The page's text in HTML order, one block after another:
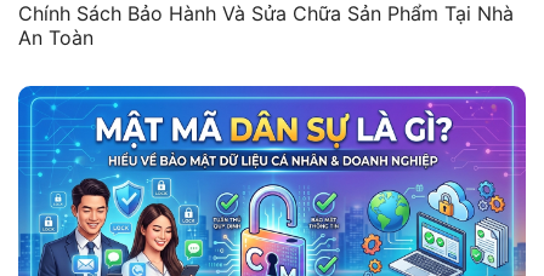
Chính Sách Bảo Hành Và Sửa Chữa Sản Phẩm Tại Nhà
An Toàn